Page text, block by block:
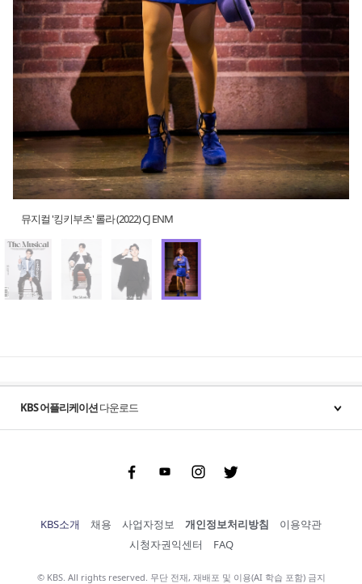
뮤지컬 '킹키부츠' 롤라 (2022) CJ ENM
KBS 어플리케이션다운로드
FacebookYoutubeInstgram
KBS소개 채용 사업자정보 개인정보처리방침
이용약관
시청자권익센터
FAQ
© KBS. All rights reserved. 무단 전재, 재배포 및 이용(AI 학습 포함) 금지